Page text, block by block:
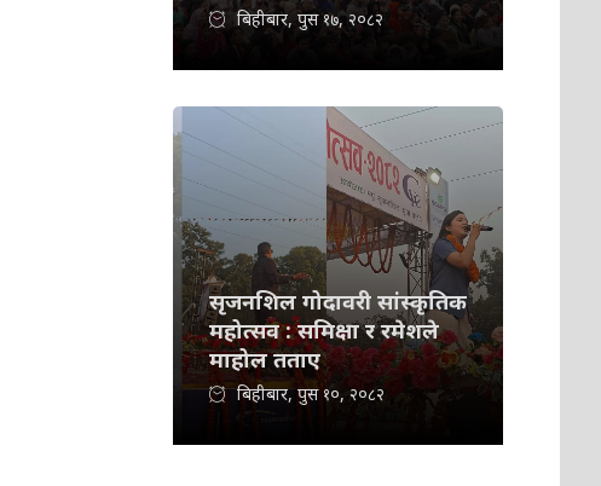
बिहीबार, पुस १७, २०८२
सृजनशिल गोदावरी सांस्कृतिक
महोत्सव : समिक्षा र रमेशले
माहोल तताए
बिहीबार, पुस १०, २०८२